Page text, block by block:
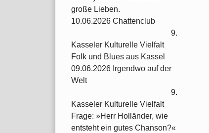
große Lieben.
10.06.2026 Chattenclub
9.
Kasseler Kulturelle Vielfalt
Folk und Blues aus Kassel
09.06.2026 Irgendwo auf der
Welt
9.
Kasseler Kulturelle Vielfalt
Frage: »Herr Holländer, wie
entsteht ein gutes Chanson?«